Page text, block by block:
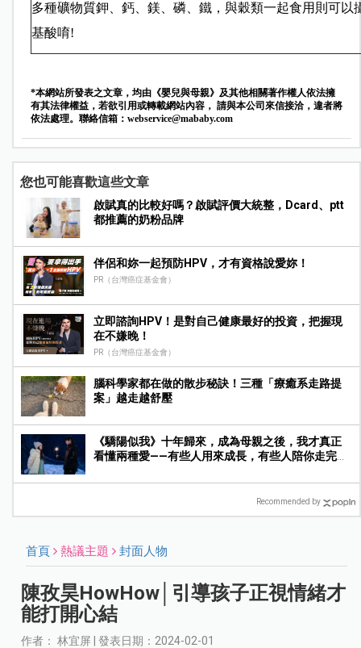
多種礦物質鉀、鈣、鎂、磷、鐵，與穀類一起食用則可以
基酸唷!
*本網站所發表之文章，均由《嬰兒與母親》及其他相關著作權人依法擁
有其法律權益，若欲引用或轉載網站內容， 請與本公司來信接洽，違者將
依法處理。聯絡信箱： webservice@mababy.com
您也可能喜歡這些文章
啟賦真的比較好嗎？啟賦評價大統整，Dcard、ptt
都推薦的奶粉品牌
伴侶和妳一起預防HPV，才有資格說愛妳！
PR（台灣癌症基金會）
立即諮詢HPV！是對自己健康最好的投資，把握現
在不嫌晚！
PR（台灣癌症基金會）
腦科學家都在做的散步秘訣！三種「療癒系走路提
案」越走越舒壓
《驕陽似我》十年歸來，成為母親之後，我才真正
看懂兩種愛——有些人用來成長，有些人陪你走完人
Recommended by
首頁 熱議主題 封面人物
陳孜昊HowHow│引導孩子正視情緒才
能打開心結
作者： 林宜屏 | 發表日期：2024-02-01